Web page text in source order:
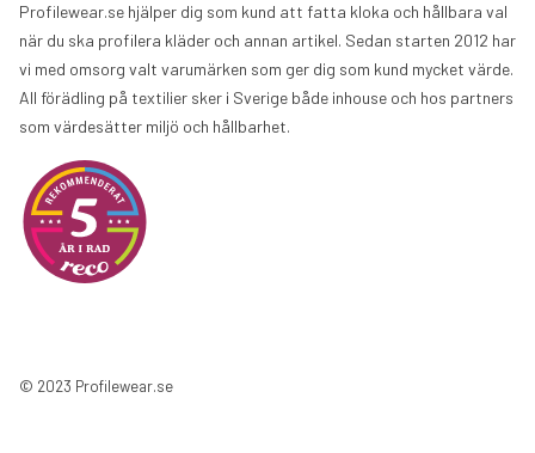
Profilewear.se hjälper dig som kund att fatta kloka och hållbara val
när du ska profilera kläder och annan artikel. Sedan starten 2012 har
vi med omsorg valt varumärken som ger dig som kund mycket värde.
All förädling på textilier sker i Sverige både inhouse och hos partners
som värdesätter miljö och hållbarhet.
© 2023 Profilewear.se